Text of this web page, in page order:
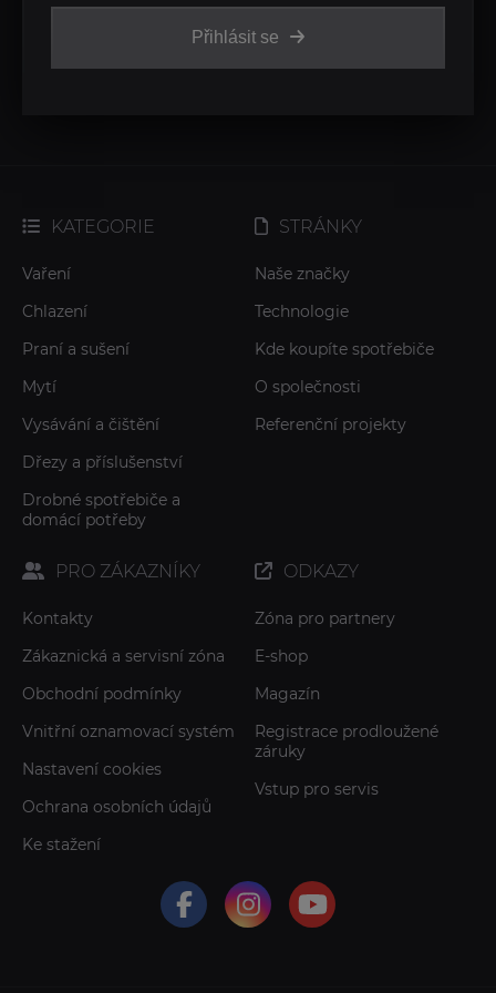
Přihlásit se
KATEGORIE
Vaření
Chlazení
Praní a sušení
Mytí
Vysávání a čištění
Dřezy a příslušenství
Drobné spotřebiče a
domácí potřeby
STRÁNKY
Naše značky
Technologie
Kde koupíte spotřebiče
O společnosti
Referenční projekty
PRO ZÁKAZNÍKY
Kontakty
Zákaznická a servisní zóna
Obchodní podmínky
Vnitřní oznamovací systém
Nastavení cookies
Ochrana osobních údajů
Ke stažení
ODKAZY
Zóna pro partnery
E-shop
Magazín
Registrace prodloužené
záruky
Vstup pro servis